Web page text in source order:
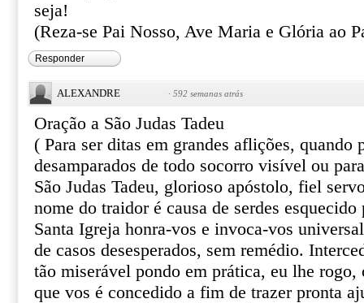
seja!
(Reza-se Pai Nosso, Ave Maria e Glória ao
Responder
ALEXANDRE · 592 semanas atrás
Oração a São Judas Tadeu
( Para ser ditas em grandes aflições, quando
desamparados de todo socorro visível ou
São Judas Tadeu, glorioso apóstolo, fiel
nome do traidor é causa de serdes
Santa Igreja honra-vos e invoca-vos
de casos desesperados, sem remédio.
tão miserável pondo em prática, eu lhe
que vos é concedido a fim de trazer pronta